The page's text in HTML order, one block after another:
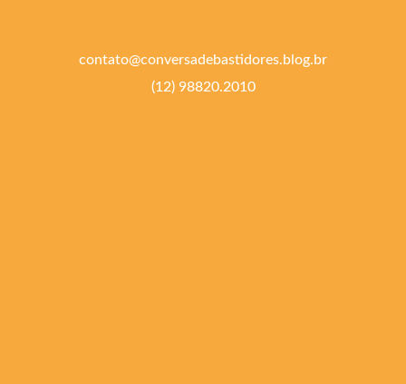
contato@conversadebastidores.blog.br
(12) 98820.2010